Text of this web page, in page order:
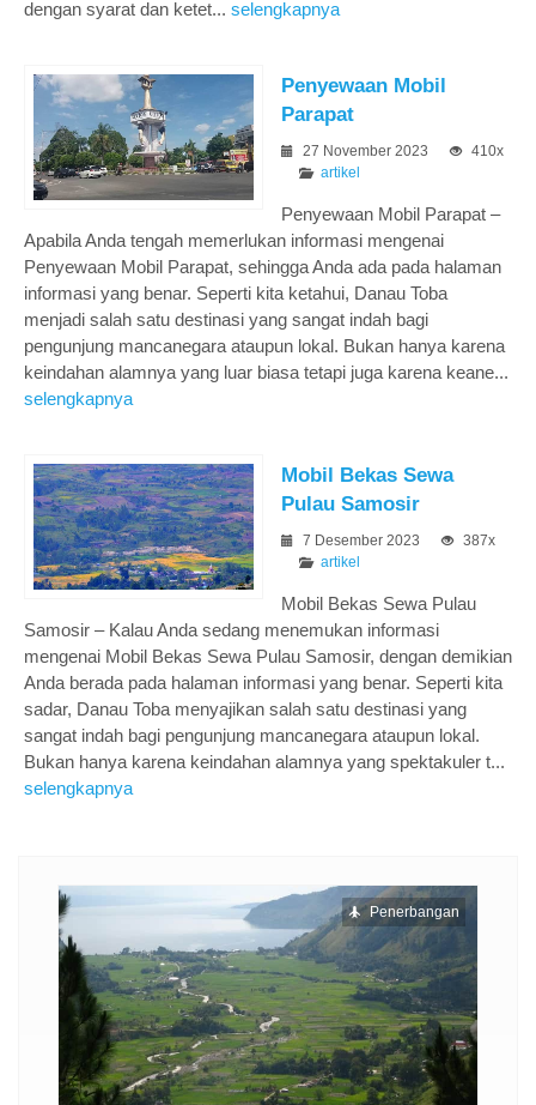
dengan syarat dan ketet... selengkapnya
Penyewaan Mobil
Parapat
27 November 2023
410x
artikel
Penyewaan Mobil Parapat –
Apabila Anda tengah memerlukan informasi mengenai
Penyewaan Mobil Parapat, sehingga Anda ada pada halaman
informasi yang benar. Seperti kita ketahui, Danau Toba
menjadi salah satu destinasi yang sangat indah bagi
pengunjung mancanegara ataupun lokal. Bukan hanya karena
keindahan alamnya yang luar biasa tetapi juga karena keane...
selengkapnya
Mobil Bekas Sewa
Pulau Samosir
7 Desember 2023
387x
artikel
Mobil Bekas Sewa Pulau
Samosir – Kalau Anda sedang menemukan informasi
mengenai Mobil Bekas Sewa Pulau Samosir, dengan demikian
Anda berada pada halaman informasi yang benar. Seperti kita
sadar, Danau Toba menyajikan salah satu destinasi yang
sangat indah bagi pengunjung mancanegara ataupun lokal.
Bukan hanya karena keindahan alamnya yang spektakuler t...
selengkapnya
Penerbangan